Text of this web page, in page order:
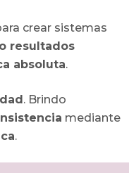
crear sistemas
resultados
absoluta.
. Brindo
mediante
.